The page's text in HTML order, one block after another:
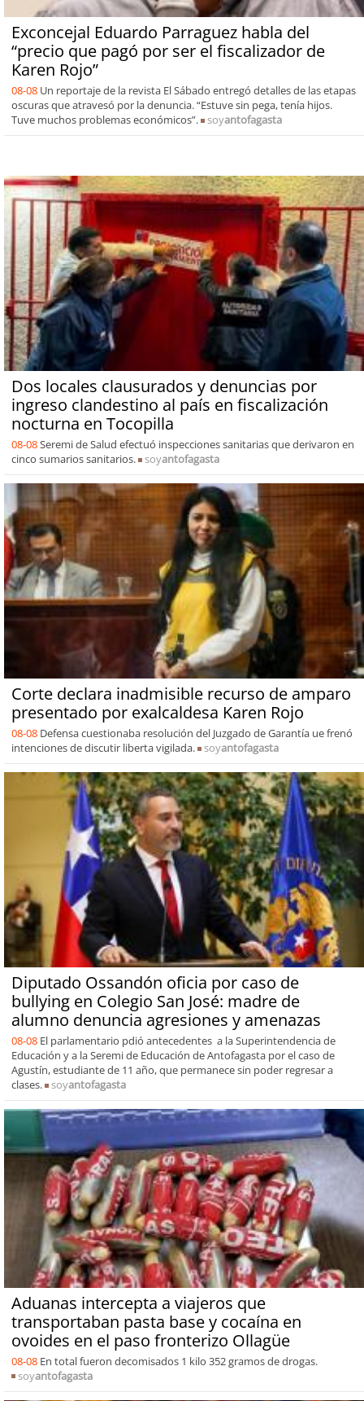
Exconcejal Eduardo Parraguez habla del
“precio que pagó por ser el fiscalizador de
Karen Rojo”
08-08 Un reportaje de la revista El Sábado entregó detalles de las etapas
oscuras que atravesó por la denuncia. “Estuve sin pega, tenía hijos.
Tuve muchos problemas económicos”.
soyantofagasta
Dos locales clausurados y denuncias por
ingreso clandestino al país en fiscalización
nocturna en Tocopilla
08-08Seremi de Salud efectuó inspecciones sanitarias que derivaron en
cinco sumarios sanitarios.
soyantofagasta
Corte declara inadmisible recurso de amparo
presentado por exalcaldesa Karen Rojo
08-08 Defensa cuestionaba resolución del Juzgado de Garantía ue frenó
intenciones de discutir liberta vigilada.
soyantofagasta
Diputado Ossandón oficia por caso de
bullying en Colegio San José: madre de
alumno denuncia agresiones y amenazas
08-08 El parlamentario pdió antecedentes a la Superintendencia de
Educación y a la Seremi de Educación de Antofagasta por el caso de
Agustín, estudiante de 11 año, que permanece sin poder regresar a
clases.
soyantofagasta
Aduanas intercepta a viajeros que
transportaban pasta base y cocaína en
ovoides en el paso fronterizo Ollagüe
08-08 En total fueron decomisados 1 kilo 352 gramos de drogas.
soyantofagasta